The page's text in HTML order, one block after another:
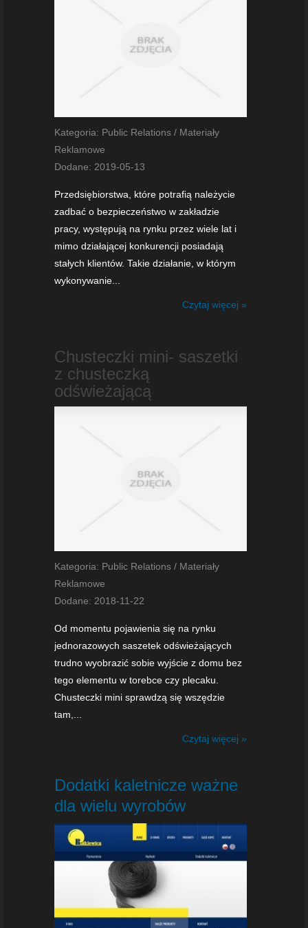
Kategoria: Public Relations / Materiały
Reklamowe
Dodane: 2019-05-13
Przedsiębiorstwa, które potrafią należycie
zadbać o bezpieczeństwo w zakładzie
pracy, występują na rynku przez wiele lat i
mimo działającej konkurencji posiadają
stałych klientów. Takie działanie, w którym
wykonywanie...
Czytaj więcej »
Chusteczki mini- saszetki
z chusteczką
odświeżającą
Kategoria: Public Relations / Materiały
Reklamowe
Dodane: 2018-11-22
Od momentu pojawienia się na rynku
jednorazowych saszetek odświeżających
trudno wyobrazić sobie wyjście z domu bez
tego elementu w torebce czy plecaku.
Chusteczki mini sprawdzą się wszędzie
tam,...
Czytaj więcej »
Dodatki kaletnicze ważne
dla wielu wyrobów